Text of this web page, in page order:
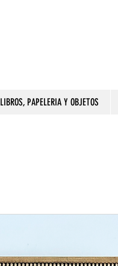
LIBROS, PAPELERIA Y OBJETOS